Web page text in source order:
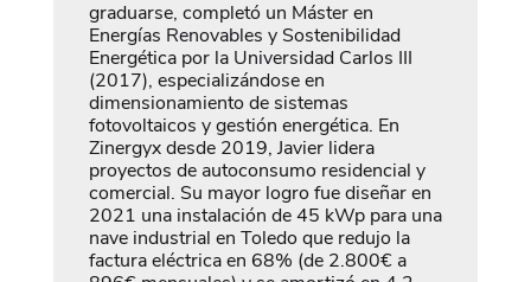
graduarse, completó un Máster en
Energías Renovables y Sostenibilidad
Energética por la Universidad Carlos III
(2017), especializándose en
dimensionamiento de sistemas
fotovoltaicos y gestión energética. En
Zinergyx desde 2019, Javier lidera
proyectos de autoconsumo residencial y
comercial. Su mayor logro fue diseñar en
2021 una instalación de 45 kWp para una
nave industrial en Toledo que redujo la
factura eléctrica en 68% (de 2.800€ a